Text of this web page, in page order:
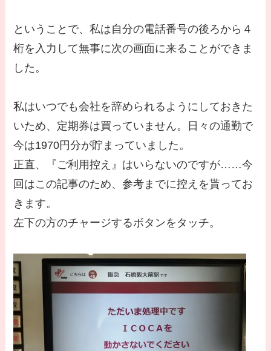
ということで、私は自分の電話番号の後ろから４
桁を入力して無事に次の画面に来ることができま
した。
私はいつでも会社を辞められるようにしておきた
いため、定期券は買っていません。日々の通勤で
今は1970円分が貯まっていました。
正直、『ご利用控え』はいらないのですが……今
回はこの記事のため、参考までに控えを貰ってお
きます。
左下の方のチャージするボタンをタッチ。